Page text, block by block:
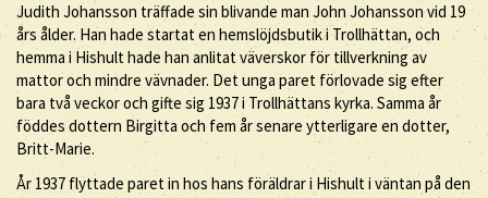
Judith Johansson träffade sin blivande man John Johansson vid 19
års ålder. Han hade startat en hemslöjdsbutik i Trollhättan, och
hemma i Hishult hade han anlitat väverskor för tillverkning av
mattor och mindre vävnader. Det unga paret förlovade sig efter
bara två veckor och gifte sig 1937 i Trollhättans kyrka. Samma år
föddes dottern Birgitta och fem år senare ytterligare en dotter,
Britt-Marie.
År 1937 flyttade paret in hos hans föräldrar i Hishult i väntan på den